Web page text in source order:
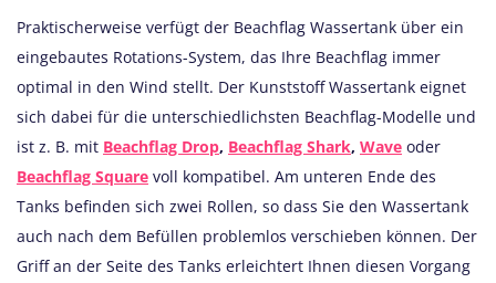
Praktischerweise verfügt der Beachflag Wassertank über ein
eingebautes Rotations-System, das Ihre Beachflag immer
optimal in den Wind stellt. Der Kunststoff Wassertank eignet
sich dabei für die unterschiedlichsten Beachflag-Modelle und
ist z. B. mit Beachflag Drop, Beachflag Shark, Wave oder
Beachflag Square voll kompatibel. Am unteren Ende des
Tanks befinden sich zwei Rollen, so dass Sie den Wassertank
auch nach dem Befüllen problemlos verschieben können. Der
Griff an der Seite des Tanks erleichtert Ihnen diesen Vorgang